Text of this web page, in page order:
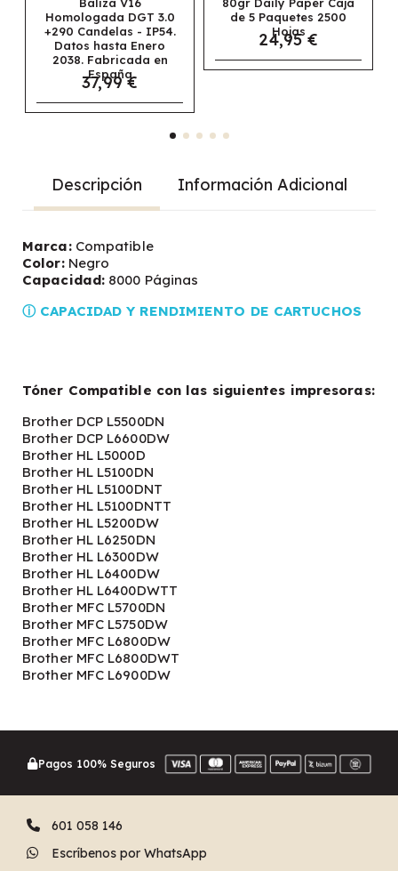
DGT 3.0
Candelas - IP54.
hasta Enero
Fabricada en
de 5 Paquetes 2500
Descripción Información Adicional
Marca:Compatible
Color:Negro
Capacidad: 8000 Páginas
ⓘ CAPACIDAD Y RENDIMIENTO DE CARTUCHOS
Tóner Compatible con las siguientes impresoras:
Brother DCP L5500DN
Brother DCP L6600DW
Brother HL L5000D
Brother HL L5100DN
Brother HL L5100DNT
Brother HL L5100DNTT
Brother HL L5200DW
Brother HL L6250DN
Brother HL L6300DW
Brother HL L6400DW
Brother HL L6400DWTT
Brother MFC L5700DN
Brother MFC L5750DW
Brother MFC L6800DW
Brother MFC L6800DWT
Brother MFC L6900DW
Pagos 100% Seguros
601 058 146
Escríbenos por WhatsApp